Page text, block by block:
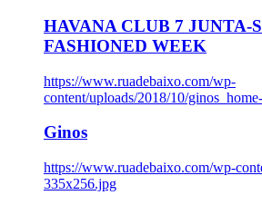
HAVANA CLUB 7 JUNTA-
FASHIONED WEEK
https://www.ruadebaixo.com/wp-
content/uploads/2018/10/
Ginos
https://www.ruadebaixo.com/wp-
335x256.jpg